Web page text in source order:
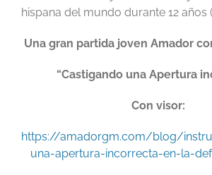
hispana del mundo durante 12 años
Una gran partida joven Amador
“Castigando una Apertura
Con visor:
https://amadorgm.com/blog/
una-apertura-incorrecta-en-la-